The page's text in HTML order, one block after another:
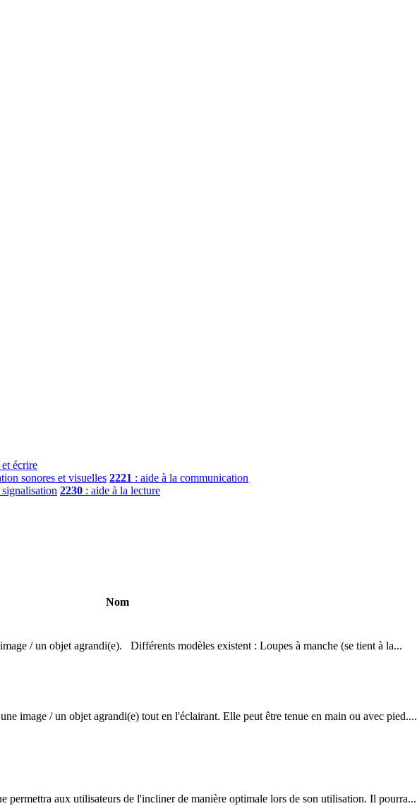
écrire
sonores et visuelles 2221 : aide à la communication
2230 : aide à la lecture
Nom
/ un objet agrandi(e). Différents modèles existent : Loupes à manche (se tient à la...
image / un objet agrandi(e) tout en l'éclairant. Elle peut être tenue en main ou avec pied....
permettra aux utilisateurs de l'incliner de manière optimale lors de son utilisation. Il pourra...